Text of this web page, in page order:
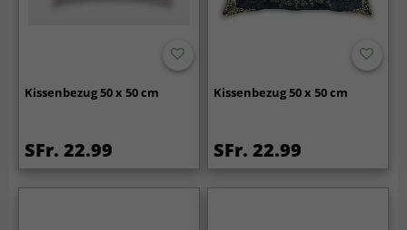
Kissenbezug 50 x 50 cm
SFr. 22.99
Kissenbezug 50 x 50 cm
SFr. 22.99